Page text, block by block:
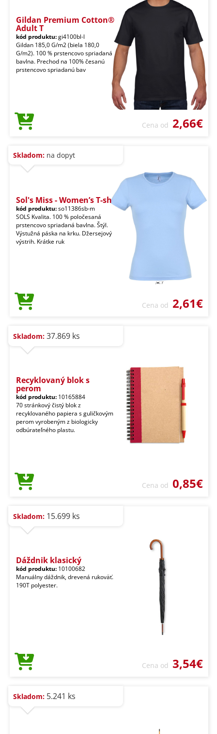
Gildan Premium Cotton®
Adult T
kód produktu:gi4100bl-l
Gildan 185,0 G/m2 (biela 180,0
G/m2). 100 % prstencovo spriadaná
bavlna. Prechod na 100% česanú
prstencovo spriadanú bav
Cena od 2,66€
Skladom: na dopyt
Sol's Miss - Women’s T-sh
kód produktu:so11386sb-m
SOLS Kvalita. 100 % poločesaná
prstencovo spriadaná bavlna. Štýl.
Výstužná páska na krku. Džersejový
výstrih. Krátke ruk
Cena od 2,61€
Skladom: 37.869 ks
Recyklovaný blok s
perom
kód produktu: 10165884
70 stránkový čistý blok z
recyklovaného papiera s guličkovým
perom vyrobeným z biologicky
odbúrateľného plastu.
Cena od 0,85€
Skladom: 15.699 ks
Dáždnik klasický
kód produktu: 10100682
Manuálny dáždnik, drevená rukoväť.
190T polyester.
Cena od 3,54€
Skladom: 5.241 ks